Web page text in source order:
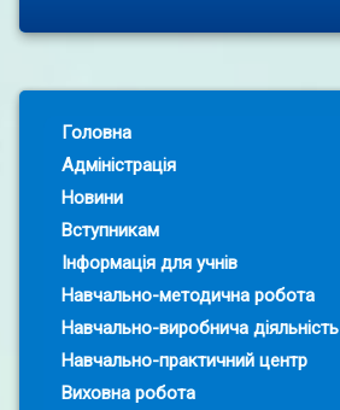
Головна
Адміністрація
Новини
Вступникам
Інформація для учнів
Навчально-методична робота
Навчально-виробнича діяльність
Навчально-практичний центр
Виховна робота